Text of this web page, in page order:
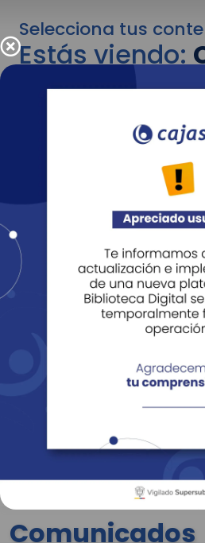
Selecciona tus
Estás viendo:
para
Para cambiar al contenido
adelante recuerda utilizar
Entendido
Revista Fácil Vivir
Sedes
Comunicados